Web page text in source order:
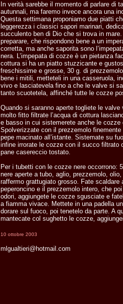
In verità sarebbe il momento di parlare di
autunnali, ma faremo invece ancora una
Questa settimana proponiamo due piatti
leggerezza i classici sapori marinari,
succulento ben di Dio che si trova in
preparare, che rispondono bene a un
corretta, ma anche saporita sono
nera. L’impepata di cozze è un pietanza
cottura si ha un piatto stuzzicante e
freschissime e grosse, 30 g. di
bene i mitili, metteteli in una casseruola,
vivo e lasciatevela fino a che le valve si
tanto scuotetela, affinché tutte le cozze
Quando si saranno aperte togliete le
molto fitto filtrate l’acqua di cottura
e basso in cui sistemerete anche le
Spolverizzate con il prezzemolo
pepe macinato all’istante. Sistemate su
infine irrorate le cozze con il succo filtrato
pane casereccio tostato.
Per i tubetti con le cozze nere occorrono:
nere aperte a tubo, aglio, prezzemolo,
raffermo grattugiato grosso. Fate scaldare
peperoncino e il prezzemolo intero, che
odori, aggiungete le cozze sgusciate e
a fiamma vivace. Mettete in una padella
dorare sul fuoco, poi tenetelo da parte. A
mantecate col sughetto le cozze,
10 ottobre 2003
mlgualtieri@hotmail.com